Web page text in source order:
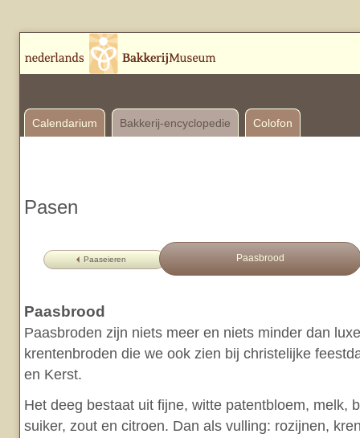
Calendarium Bakkerij-encyclopedie Colofon
Pasen
Paaseieren Paasbrood
Paasbrood
Paasbroden zijn niets meer en niets minder dan
krentenbroden die we ook zien bij christelijke
en Kerst.
Het deeg bestaat uit fijne, witte patentbloem, melk,
suiker, zout en citroen. Dan als vulling: rozijnen,